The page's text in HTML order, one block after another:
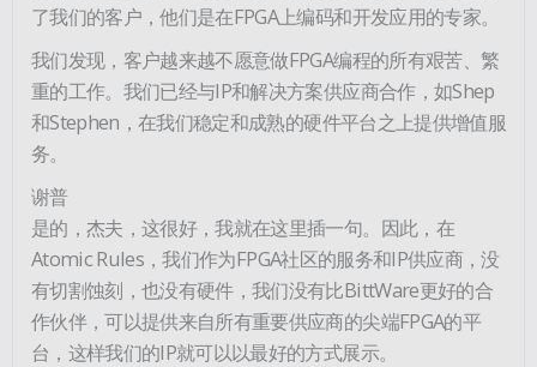
了我们的客户，他们是在FPGA上编码和开发应用的专家。
我们发现，客户越来越不愿意做FPGA编程的所有艰苦、繁
重的工作。我们已经与IP和解决方案供应商合作，如Shep
和Stephen，在我们稳定和成熟的硬件平台之上提供增值服
务。
谢普
是的，杰夫，这很好，我就在这里插一句。因此，在
Atomic Rules，我们作为FPGA社区的服务和IP供应商，没
有切割蚀刻，也没有硬件，我们没有比BittWare更好的合
作伙伴，可以提供来自所有重要供应商的尖端FPGA的平
台，这样我们的IP就可以以最好的方式展示。